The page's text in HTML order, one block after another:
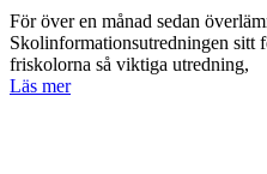
För över en månad sedan
Skolinformationsutredningen sitt
friskolorna så viktiga utredning,
Läs mer